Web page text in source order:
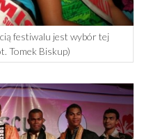
festiwalu jest wybór tej
Tomek Biskup)